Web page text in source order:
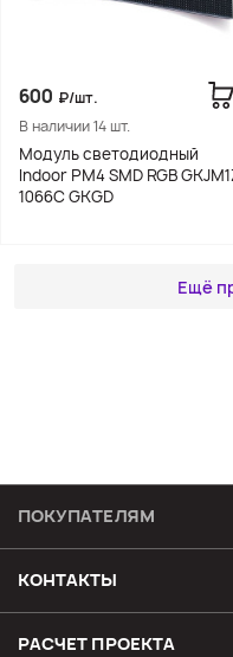
600 ₽/шт.
В наличии 14 шт.
Модуль светодиодный
Indoor PM4 SMD RGB
1066C GKGD
Ещё
ПОКУПАТЕЛЯМ
Возврат и обмен товара
Доставка
КОНТАКТЫ
РАСЧЕТ ПРОЕКТА